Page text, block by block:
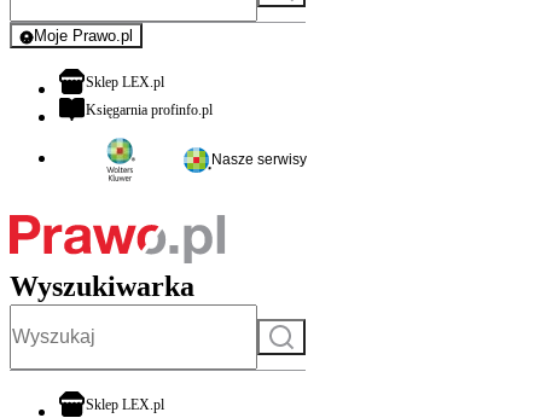
Moje Prawo.pl
- rejestracja i logowanie do serwisu
Sklep LEX.plotwiera się w nowej karcie
Księgarnia profinfo.plotwiera się w nowej karcie
Nasze serwisy
Wyszukiwarka
Szukaj
Sklep LEX.plotwiera się w nowej karcie